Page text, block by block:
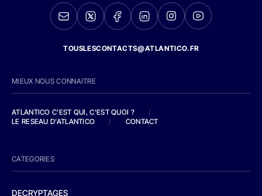
TOUSLESCONTACTS@ATLANTICO.FR
MIEUX NOUS CONNAITRE
ATLANTICO C'EST QUI, C'EST QUOI ?
/
LE RESEAU D'ATLANTICO
/ CONTACT
CATEGORIES
DECRYPTAGES